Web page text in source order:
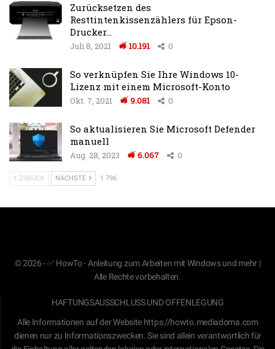
Zurücksetzen des
Resttintenkissenzählers für Epson-
Drucker…
Juli 8, 2021 10.191 0
So verknüpfen Sie Ihre Windows 10-
Lizenz mit einem Microsoft-Konto
Okt. 7, 2021 9.081 0
So aktualisieren Sie Microsoft Defender
manuell
Aug. 28, 2023 6.067 0
ZURÜCK NÄCHSTE 1 796
© 2026 - ✅ HowTo - Anleitung zum Arbeiten mit Windows und mehr |
Alle Rechte vorbehalten.
HAFTUNGSAUSSCHLUSS UND OFFENLEGUNG
Alle Informationen auf der Website https://howto.mediadoma.com
dienen nur zu Informationszwecken. Sie sind allein verantwortlich für